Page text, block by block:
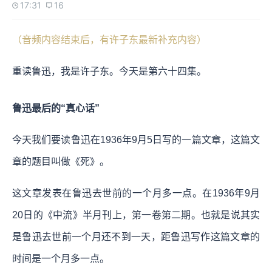
17:31 16
（音频内容结束后，有许子东最新补充内容）
重读鲁迅，我是许子东。今天是第六十四集。
鲁迅最后的“真心话”
今天我们要读鲁迅在1936年9月5日写的一篇文章，这篇文
章的题目叫做《死》。
这文章发表在鲁迅去世前的一个月多一点。在1936年9月
20日的《中流》半月刊上，第一卷第二期。也就是说其实
是鲁迅去世前一个月还不到一天，距鲁迅写作这篇文章的
时间是一个月多一点。